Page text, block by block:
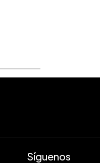
Síguenos